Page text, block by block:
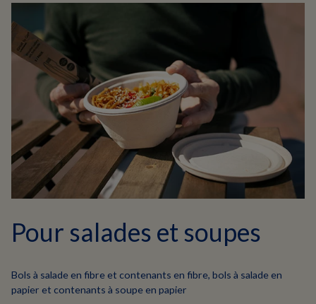
Pour salades et soupes
Bols à salade en fibre et contenants en fibre, bols à salade en
papier et contenants à soupe en papier